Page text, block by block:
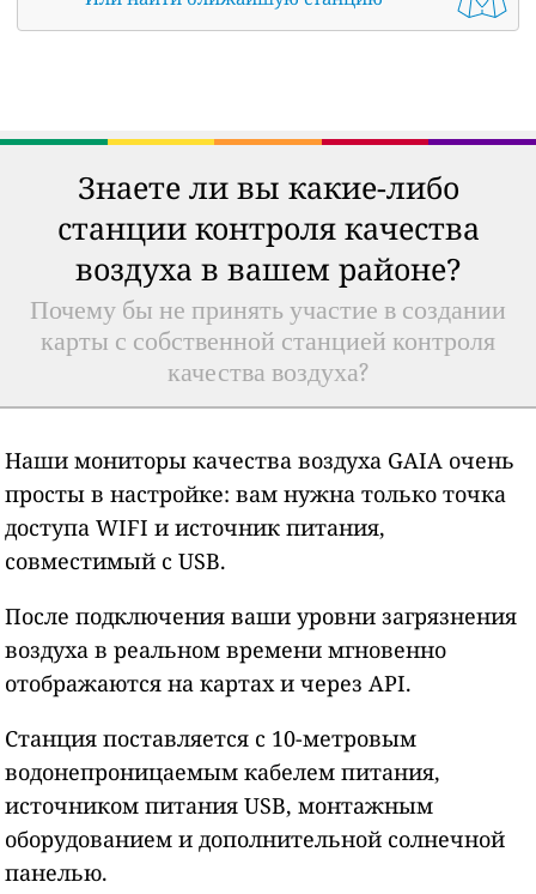
Знаете ли вы какие-либо
станции контроля качества
воздуха в вашем районе?
Почему бы не принять участие в создании
карты с собственной станцией контроля
качества воздуха?
Наши мониторы качества воздуха GAIA очень
просты в настройке: вам нужна только точка
доступа WIFI и источник питания,
совместимый с USB.
После подключения ваши уровни загрязнения
воздуха в реальном времени мгновенно
отображаются на картах и через API.
Станция поставляется с 10-метровым
водонепроницаемым кабелем питания,
источником питания USB, монтажным
оборудованием и дополнительной солнечной
панелью.